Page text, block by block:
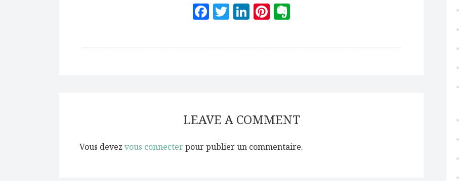
Facebook
Twitter
LinkedIn
Pinterest
LEAVE A COMMENT
Vous devez vous connecterpour publier un commentaire.